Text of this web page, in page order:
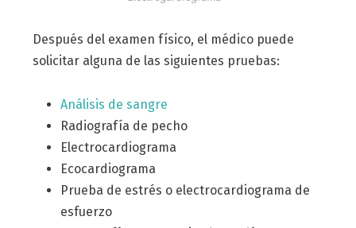
Después del examen físico, el médico puede
solicitar alguna de las siguientes pruebas:
Análisis de sangre
Radiografía de pecho
Electrocardiograma
Ecocardiograma
Prueba de estrés o electrocardiograma de
esfuerzo